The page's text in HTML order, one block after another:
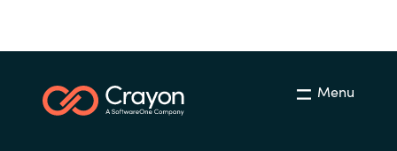
United States
Menu